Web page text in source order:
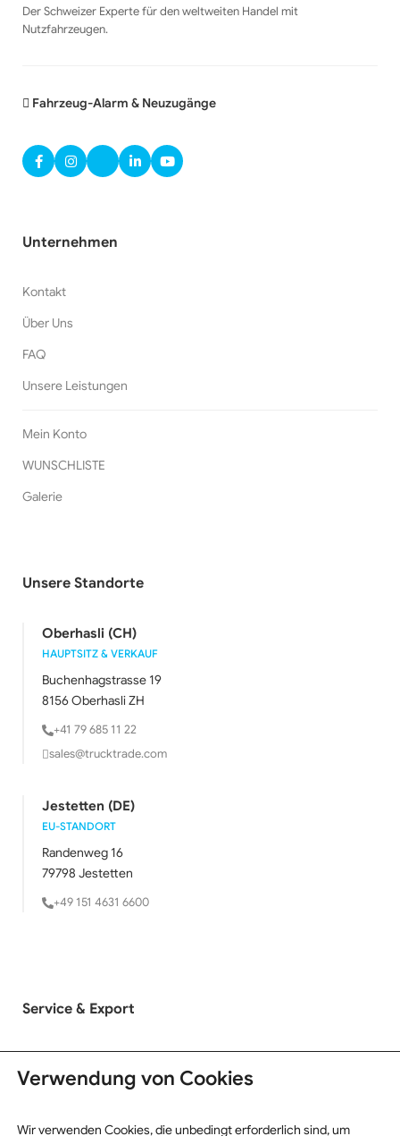
Der Schweizer Experte für den weltweiten Handel mit
Nutzfahrzeugen.
Fahrzeug-Alarm & Neuzugänge
Unternehmen
Kontakt
Über Uns
FAQ
Unsere Leistungen
Mein Konto
WUNSCHLISTE
Galerie
Unsere Standorte
Oberhasli (CH)
HAUPTSITZ & VERKAUF
Buchenhagstrasse 19
8156 Oberhasli ZH
+41 79 685 11 22
sales@trucktrade.com
Jestetten (DE)
EU-STANDORT
Randenweg 16
79798 Jestetten
+49 151 4631 6600
Service & Export
LKW Verkauf
Exportinformationen
Verwendung von Cookies
Wir verwenden Cookies, die unbedingt erforderlich sind, um